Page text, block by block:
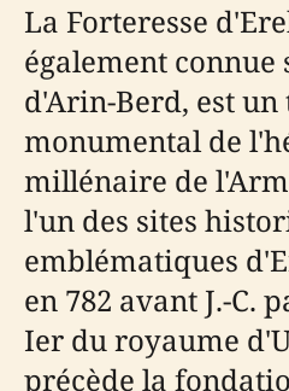
La Forteresse
également connue
d'Arin-Berd, est un
monumental de
millénaire de
l'un des sites
emblématiques
en 782 avant J.-C.
Ier du royaume
précède la